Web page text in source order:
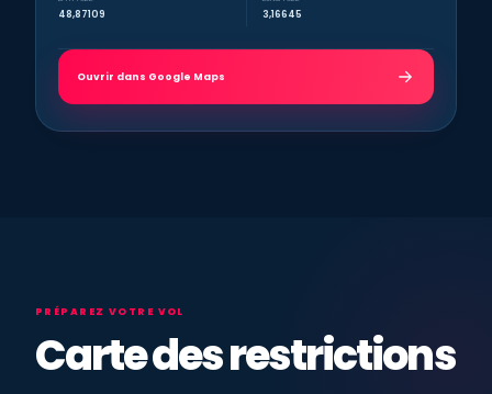
48,87109 3,16645
Ouvrir dans Google Maps
PRÉPAREZ VOTRE VOL
Carte des restrictions